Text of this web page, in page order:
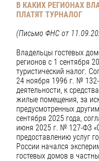
В КАКИХ РЕГИОНАХ
ПЛАТЯТ ТУРНАЛОГ
(Письмо ФНС от
Владельцы гостевых
регионов с 1 сентября
туристический налог.
24 ноября 1996 г. №
деятельности, к
жилые помещения, за
предусмотренных
сентября 2025 года,
июня 2025 г. № 127-ФЗ
предоставлению услуг
России начался
гостевых домов в